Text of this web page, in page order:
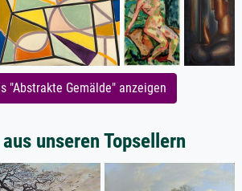
"Abstrakte Gemälde" anzeigen
unseren Topsellern